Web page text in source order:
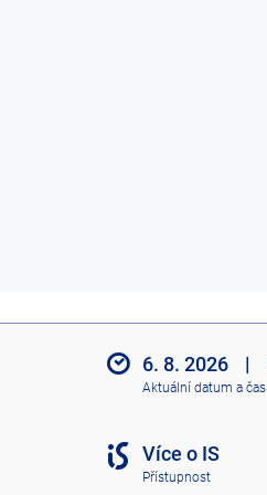
6. 8. 2026 |
Aktuální datum a čas
Více o IS
Přístupnost